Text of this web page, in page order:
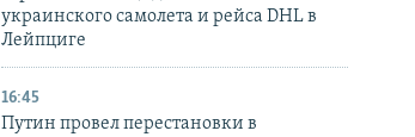
украинского самолета и рейса DHL в
Лейпциге
16:45
Путин провел перестановки в